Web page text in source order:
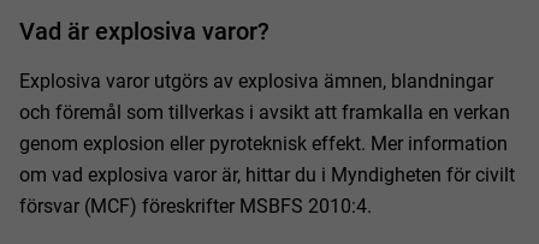
Vad är explosiva varor?
Explosiva varor utgörs av explosiva ämnen, blandningar
och föremål som tillverkas i avsikt att framkalla en verkan
genom explosion eller pyroteknisk effekt. Mer information
om vad explosiva varor är, hittar du i Myndigheten för civilt
försvar (MCF) föreskrifter MSBFS 2010:4.